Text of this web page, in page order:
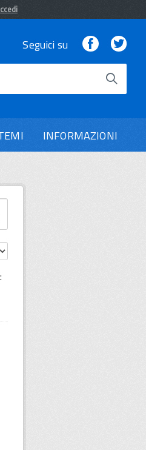
Seguici su Facebook
INFORMAZIONI